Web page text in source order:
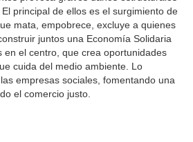
principal de ellos es el surgimiento de
mata, empobrece, excluye a quienes
juntos una Economía Solidaria
en el centro, que crea oportunidades
cuida del medio ambiente. Lo
empresas sociales, fomentando una
el comercio justo.